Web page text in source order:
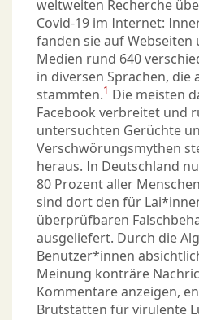
weltweiten Recherche
Covid-19 im Internet:
fanden sie auf Webseiten
Medien rund 640
in diversen Sprachen, die
stammten.1 Die meisten
Facebook verbreitet und
untersuchten Gerüchte
Verschwörungsmythen
heraus. In Deutschland
80 Prozent aller
sind dort den für
überprüfbaren
ausgeliefert. Durch die
Benutzer*innen
Meinung konträre
Kommentare anzeigen,
Brutstätten für virulente